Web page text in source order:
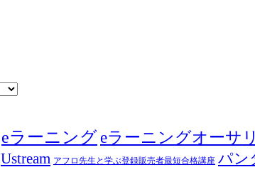
eラーニング eラーニングオーサ
Ustream アフロ先生と学ぶ登録販売者最短合格講座 パン